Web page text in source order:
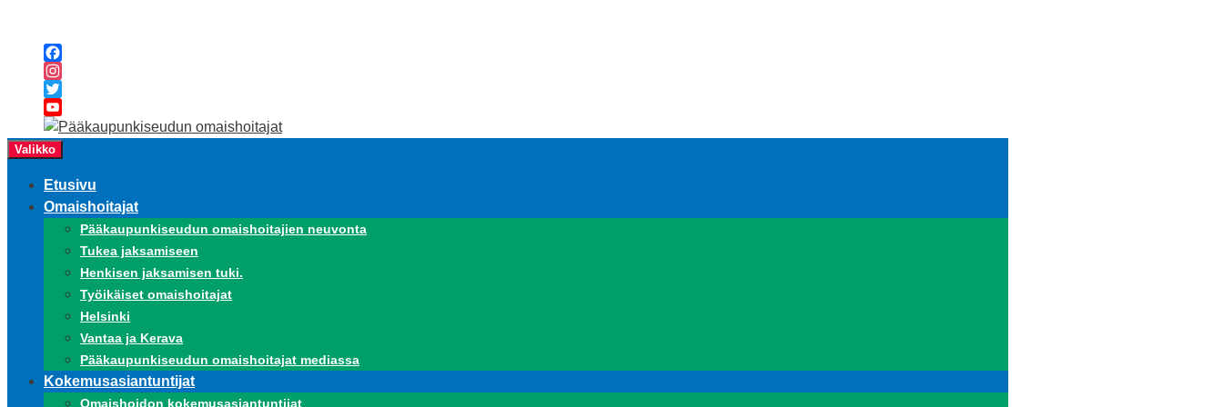
Facebook
Instagram
Twitter
YouTube
Channel
Valikko
Etusivu
Omaishoitajat
Pääkaupunkiseudun omaishoitajien neuvonta
Tukea jaksamiseen
Henkisen jaksamisen tuki.
Työikäiset omaishoitajat
Helsinki
Vantaa ja Kerava
Pääkaupunkiseudun omaishoitajat mediassa
Kokemusasiantuntijat
Omaishoidon kokemusasiantuntijat